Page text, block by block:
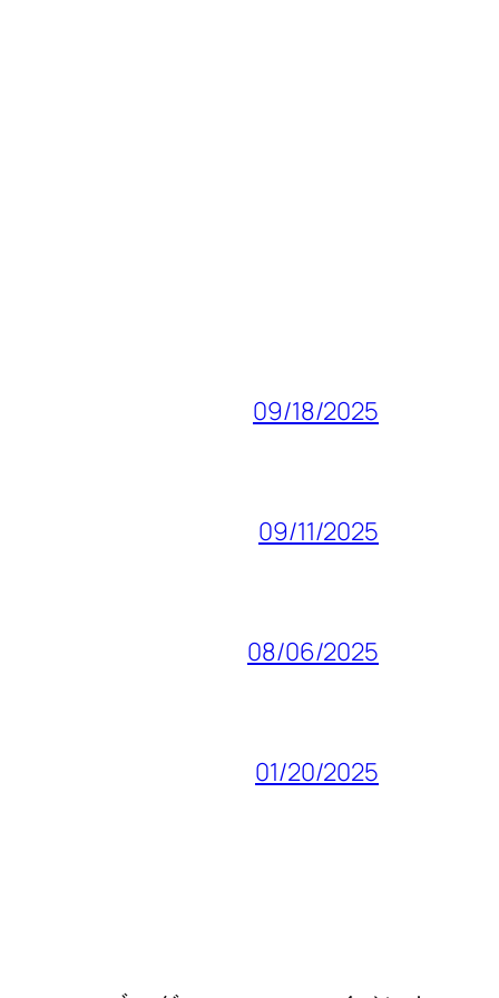
09/18/2025
09/11/2025
08/06/2025
01/20/2025